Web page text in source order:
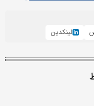
لینکدین